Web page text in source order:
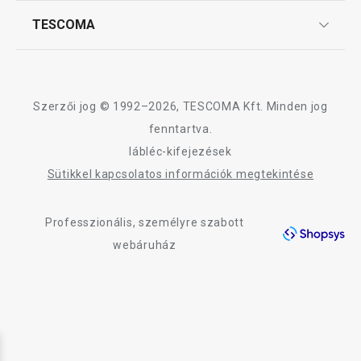
Reklamáció és termékvisszaküldés
TESCOMA
Adatkezelési Tájékoztató
Szerzői jog © 1992–2026, TESCOMA Kft. Minden jog
fenntartva.
lábléc-kifejezések
Sütikkel kapcsolatos információk megtekintése
Professzionális, személyre szabott
webáruház